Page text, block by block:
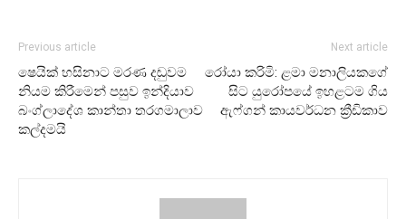
Previous article
ෂෙයික් හසිනාට මරණ දඬුවම
නියම කිරීමෙන් පසුව ඉන්දියාව
බංග්ලාදේශ කාන්තා තරගමාලාව
කල්දමයි
Next article
රෝයා කරිමි: ළමා මනාලියකගේ
සිට යුරෝපයේ ඉහළටම ගිය
ඇෆ්ගන් කායවර්ධන ක්‍රීඩිකාව